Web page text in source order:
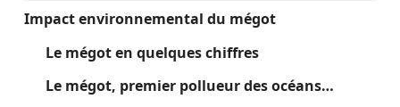
Impact environnemental du mégot
Le mégot en quelques chiffres
Le mégot, premier pollueur des océans…